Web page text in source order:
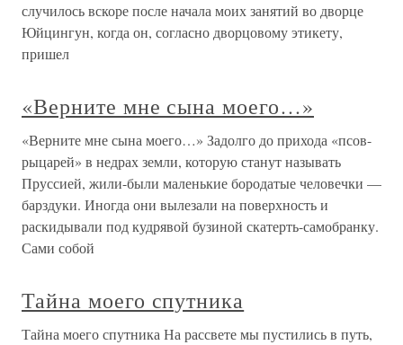
случилось вскоре после начала моих занятий во дворце
Юйцингун, когда он, согласно дворцовому этикету,
пришел
«Верните мне сына моего…»
«Верните мне сына моего…» Задолго до прихода «псов-
рыцарей» в недрах земли, которую станут называть
Пруссией, жили-были маленькие бородатые человечки —
барздуки. Иногда они вылезали на поверхность и
раскидывали под кудрявой бузиной скатерть-самобранку.
Сами собой
Тайна моего спутника
Тайна моего спутника На рассвете мы пустились в путь,